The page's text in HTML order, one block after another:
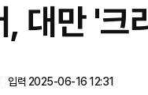
대만 '크
입력 2025-06-16 12:31